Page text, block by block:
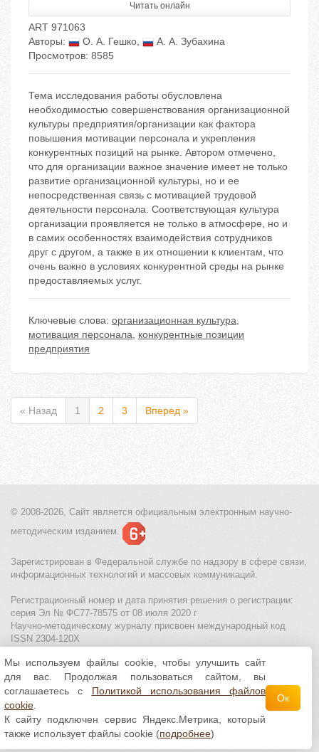
Читать онлайн
ART 971063
Авторы:
О. А. Гешко,
А. А. Зубахина
Просмотров: 8585
Тема исследования работы обусловлена
необходимостью совершенствования организационной
культуры предприятия/организации как фактора
повышения мотивации персонала и укрепления
конкурентных позиций на рынке. Автором отмечено,
что для организации важное значение имеет не только
развитие организационной культуры, но и ее
непосредственная связь с мотивацией трудовой
деятельности персонала. Соответствующая культура
организации проявляется не только в атмосфере, но и
в самих особенностях взаимодействия сотрудников
друг с другом, а также в их отношении к клиентам, что
очень важно в условиях конкурентной среды на рынке
предоставляемых услуг.
Ключевые слова: организационная культура,
мотивация персонала, конкурентные позиции
предприятия
« Назад 1 2 3 Вперед »
© 2008-2026, Сайт является официальным электронным научно-
методическим изданием.
Зарегистрирован в Федеральной службе по надзору в сфере связи,
информационных технологий и массовых коммуникаций.
Регистрационный номер и дата принятия решения о регистрации:
серия Эл № ФС77-78575 от 08 июля 2020 г
Научно-методическому журналу присвоен международный код
ISSN 2304-120X
МЦИТО|Школьные олимпиады и онлайн конкурсы для детей
Политика использования файлов cookie| Политика обработки и
защиты персональных данных
Все материалы доступны полицензии Creative
Commons С указанием авторства 4.0 Всемирная
Мы используем файлы cookie, чтобы улучшить сайт
для вас. Продолжая пользоваться сайтом, вы
соглашаетесь с Политикой использования файлов
cookie
К сайту подключен сервис Яндекс.Метрика, который
также использует файлы cookie (подробнее)
Ок